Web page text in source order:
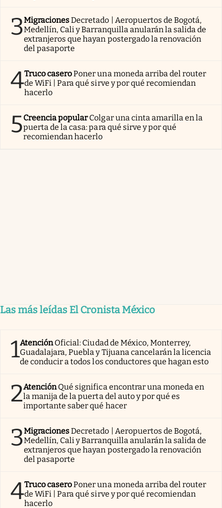
3MigracionesDecretado | Aeropuertos de Bogotá,
Medellín, Cali y Barranquilla anularán la salida de
extranjeros que hayan postergado la renovación
del pasaporte
4Truco caseroPoner una moneda arriba del router
de WiFi | Para qué sirve y por qué recomiendan
hacerlo
5Creencia popularColgar una cinta amarilla en la
puerta de la casa: para qué sirve y por qué
recomiendan hacerlo
Las más leídas El Cronista México
1AtenciónOficial: Ciudad de México, Monterrey,
Guadalajara, Puebla y Tijuana cancelarán la licencia
de conducir a todos los conductores que hagan esto
2AtenciónQué significa encontrar una moneda en
la manija de la puerta del auto y por qué es
importante saber qué hacer
3MigracionesDecretado | Aeropuertos de Bogotá,
Medellín, Cali y Barranquilla anularán la salida de
extranjeros que hayan postergado la renovación
del pasaporte
4Truco caseroPoner una moneda arriba del router
de WiFi | Para qué sirve y por qué recomiendan
hacerlo